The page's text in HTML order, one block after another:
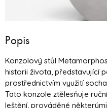
Popis
Konzolový stůl
historii života, představující
prostřednictvím využití
Tato konzole ztělesňuje
leštění, prováděné